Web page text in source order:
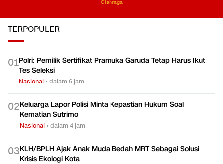
Olahraga
TERPOPULER
01Polri: Pemilik Sertifikat Pramuka Garuda Tetap Harus Ikut
Tes Seleksi
Nasional •dalam 6 jam
02Keluarga Lapor Polisi Minta Kepastian Hukum Soal
Kematian Sutrimo
Nasional •dalam 4 jam
03KLH/BPLH Ajak Anak Muda Bedah MRT Sebagai Solusi
Krisis Ekologi Kota